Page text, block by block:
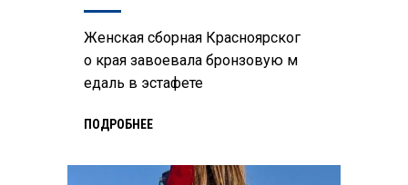
Женская сборная Красноярског
о края завоевала бронзовую м
едаль в эстафете
ПОДРОБНЕЕ